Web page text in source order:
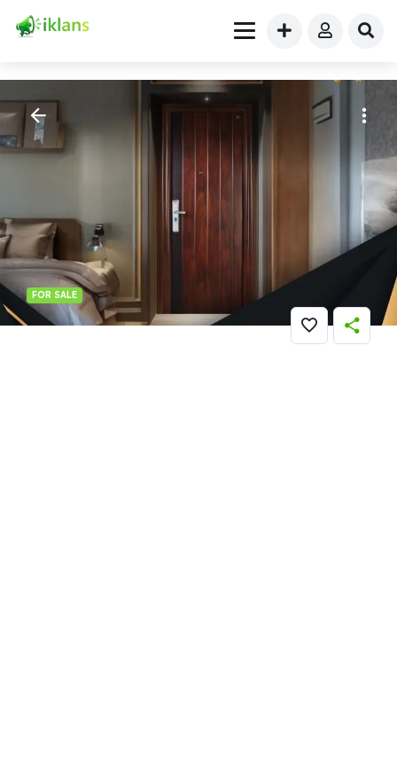
FOR SALE
Furniture» KOKOH..!! WA 0821 7001 0763 (FORTRESS) Harga
Kusen Pintu Baja Ringan Di Fakfak